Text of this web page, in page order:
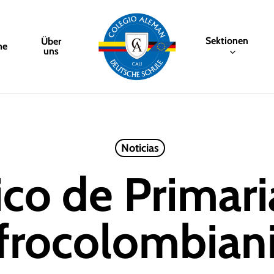
Über
uns
Sektionen
Noticias
de